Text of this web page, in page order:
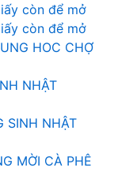
còn để mở
còn để mở
HOC CHỢ
NHẬT
SINH NHẬT
MỜI CÀ PHÊ